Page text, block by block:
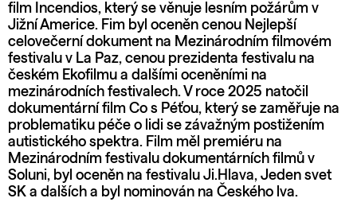
film Incendios, který se věnuje lesním požárům v
Jižní Americe. Fim byl oceněn cenou Nejlepší
celovečerní dokument na Mezinárodním filmovém
festivalu v La Paz, cenou prezidenta festivalu na
českém Ekofilmu a dalšími oceněními na
mezinárodních festivalech. V roce 2025 natočil
dokumentární film Co s Péťou, který se zaměřuje na
problematiku péče o lidi se závažným postižením
autistického spektra. Film měl premiéru na
Mezinárodním festivalu dokumentárních filmů v
Soluni, byl oceněn na festivalu Ji.Hlava, Jeden svet
SK a dalších a byl nominován na Českého lva.